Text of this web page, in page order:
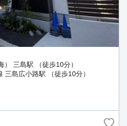
） 三島駅 （徒歩10分）
三島広小路駅 （徒歩10分）